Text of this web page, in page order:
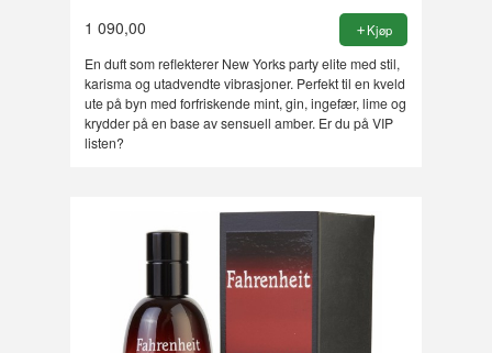
1 090,00 Kjøp
En duft som reflekterer New Yorks party elite med stil,
karisma og utadvendte vibrasjoner. Perfekt til en kveld
ute på byn med forfriskende mint, gin, ingefær, lime og
krydder på en base av sensuell amber. Er du på VIP
listen?